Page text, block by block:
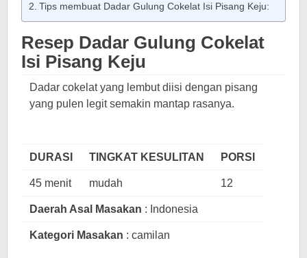
Tips membuat Dadar Gulung Cokelat Isi Pisang Keju:
Resep Dadar Gulung Cokelat
Isi Pisang Keju
Dadar cokelat yang lembut diisi dengan pisang
yang pulen legit semakin mantap rasanya.
DURASI TINGKAT KESULITAN PORSI
45 menit mudah 12
Daerah Asal Masakan : Indonesia
Kategori Masakan : camilan